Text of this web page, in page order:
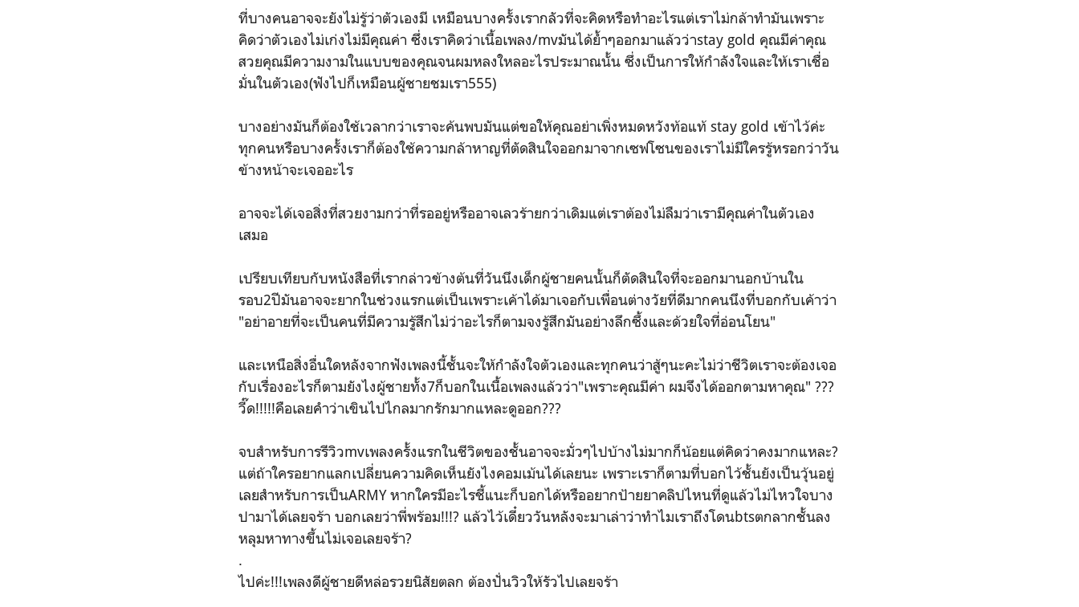
ที่บางคนอาจจะยังไม่รู้ว่าตัวเองมี เหมือนบางครั้งเรากลัวที่จะคิดหรือทำอะไรแต่เราไม่กล้าทำมันเพราะ
คิดว่าตัวเองไม่เก่งไม่มีคุณค่า ซึ่งเราคิดว่าเนื้อเพลง/mvมันได้ย้ำๆออกมาแล้วว่าstay gold คุณมีค่าคุณ
สวยคุณมีความงามในแบบของคุณจนผมหลงใหลอะไรประมาณนั้น ซึ่งเป็นการให้กำลังใจและให้เราเชื่อ
มั่นในตัวเอง(ฟังไปก็เหมือนผู้ชายชมเรา555)
บางอย่างมันก็ต้องใช้เวลากว่าเราจะค้นพบมันแต่ขอให้คุณอย่าเพิ่งหมดหวังท้อแท้ stay gold เข้าไว้ค่ะ
ทุกคนหรือบางครั้งเราก็ต้องใช้ความกล้าหาญที่ตัดสินใจออกมาจากเซฟโซนของเราไม่มีใครรู้หรอกว่าวัน
ข้างหน้าจะเจออะไร
อาจจะได้เจอสิ่งที่สวยงามกว่าที่รออยู่หรืออาจเลวร้ายกว่าเดิมแต่เราต้องไม่ลืมว่าเรามีคุณค่าในตัวเอง
เสมอ
เปรียบเทียบกับหนังสือที่เรากล่าวข้างต้นที่วันนึงเด็กผู้ชายคนนั้นก็ตัดสินใจที่จะออกมานอกบ้านใน
รอบ2ปีมันอาจจะยากในช่วงแรกแต่เป็นเพราะเค้าได้มาเจอกับเพื่อนต่างวัยที่ดีมากคนนึงที่บอกกับเค้าว่า
"อย่าอายที่จะเป็นคนที่มีความรู้สึกไม่ว่าอะไรก็ตามจงรู้สึกมันอย่างลึกซึ้งและด้วยใจที่อ่อนโยน"
และเหนือสิ่งอื่นใดหลังจากฟังเพลงนี้ชั้นจะให้กำลังใจตัวเองและทุกคนว่าสู้ๆนะคะไม่ว่าชีวิตเราจะต้องเจอ
กับเรื่องอะไรก็ตามยังไงผู้ชายทั้ง7ก็บอกในเนื้อเพลงแล้วว่า"เพราะคุณมีค่า ผมจึงได้ออกตามหาคุณ" ???
วี๊ด!!!!!คือเลยคำว่าเขินไปไกลมากรักมากแหละดูออก???
จบสำหรับการรีวิวmvเพลงครั้งแรกในชีวิตของชั้นอาจจะมั่วๆไปบ้างไม่มากก็น้อยแต่คิดว่าคงมากแหละ?
แต่ถ้าใครอยากแลกเปลี่ยนความคิดเห็นยังไงคอมเม้นได้เลยนะ เพราะเราก็ตามที่บอกไว้ชั้นยังเป็นวุ้นอยู่
เลยสำหรับการเป็นARMY หากใครมีอะไรชี้แนะก็บอกได้หรืออยากป้ายยาคลิปไหนที่ดูแล้วไม่ไหวใจบาง
ปามาได้เลยจร้า บอกเลยว่าพี่พร้อม!!!? แล้วไว้เดี๋ยววันหลังจะมาเล่าว่าทำไมเราถึงโดนbtsตกลากชั้นลง
หลุมหาทางขึ้นไม่เจอเลยจร้า?
.
ไปค่ะ!!!เพลงดีผู้ชายดีหล่อรวยนิสัยตลก ต้องปั่นวิวให้รัวไปเลยจร้า